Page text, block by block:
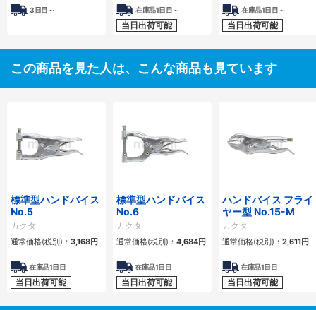
3日目～ 在庫品1日目～
当日出荷可能
在庫品1日目～
当日出荷可能
この商品を見た人は、こんな商品も見ています
標準型ハンドバイス
No.5
カクタ
通常価格(税別)： 3,168円
在庫品1日目
当日出荷可能
標準型ハンドバイス
No.6
カクタ
通常価格(税別)： 4,684円
在庫品1日目
当日出荷可能
ハンドバイス フライ
ヤー型 No.15-M
カクタ
通常価格(税別)： 2,611円
在庫品1日目
当日出荷可能